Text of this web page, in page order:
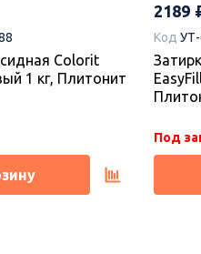
Colorit
1 кг, Плитонит
2189
Код
Под